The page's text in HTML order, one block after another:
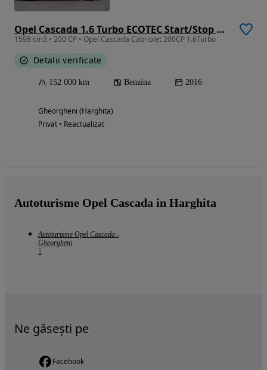
Opel Cascada 1.6 Turbo ECOTEC Start/Stop Cabriolet
1598 cm3 • 200 CP • Opel Cascada Cabriolet 200CP 1.6Turbo
Detalii verificate
152 000 km Benzina 2016
Gheorgheni (Harghita)
Privat • Reactualizat
Autoturisme Opel Cascada in Harghita
Autoturisme Opel Cascada -
Gheorgheni
1
Ne găsești pe
Facebook